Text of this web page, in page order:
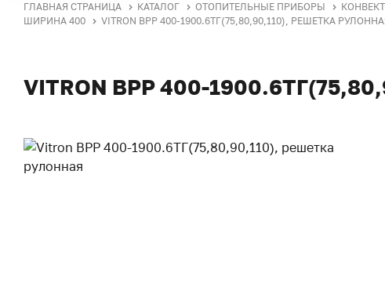
ГЛАВНАЯ СТРАНИЦА КАТАЛОГ ОТОПИТЕЛЬНЫЕ ПРИБОРЫ
ШИРИНА 400
VITRON ВРР 400-1900.6ТГ(75,80,90,110), РЕШЕТКА
VITRON ВРР 400-